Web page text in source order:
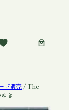
ド販売 / The
き